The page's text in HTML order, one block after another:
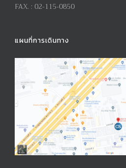
FAX. : 02-115-0850
แผนที่การเดินทาง